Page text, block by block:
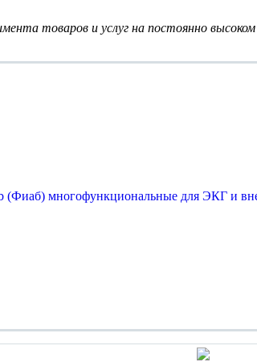
товаров и услуг на постоянно